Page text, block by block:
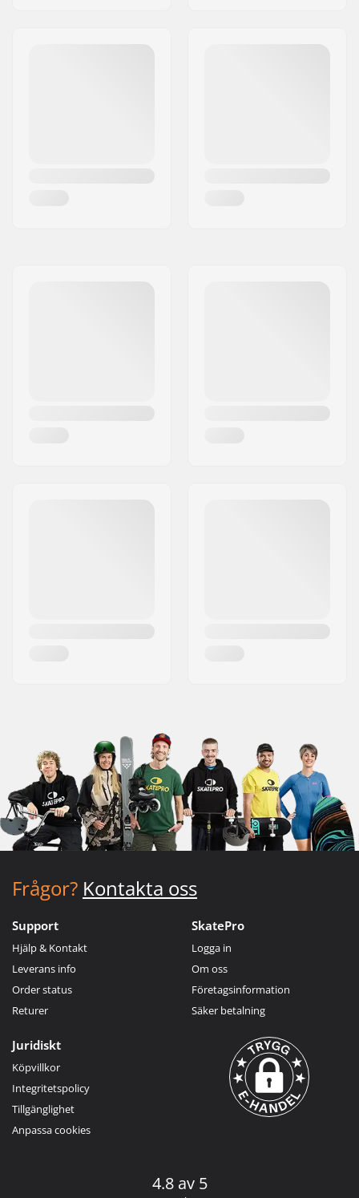
Frågor? Kontakta oss
Support
Hjälp & Kontakt
Leverans info
Order status
Returer
SkatePro
Logga in
Om oss
Företagsinformation
Säker betalning
Juridiskt
Köpvillkor
Integritetspolicy
Tillgänglighet
Anpassa cookies
4.8 av 5